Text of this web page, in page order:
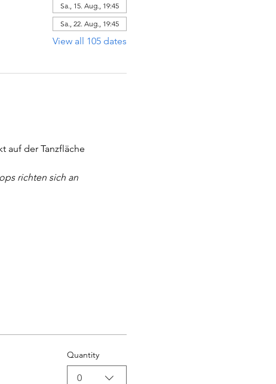
Sa., 15. Aug., 19:45
Sa., 22. Aug., 19:45
View all 105 dates
auf der Tanzfläche
richten sich an
Quantity
0